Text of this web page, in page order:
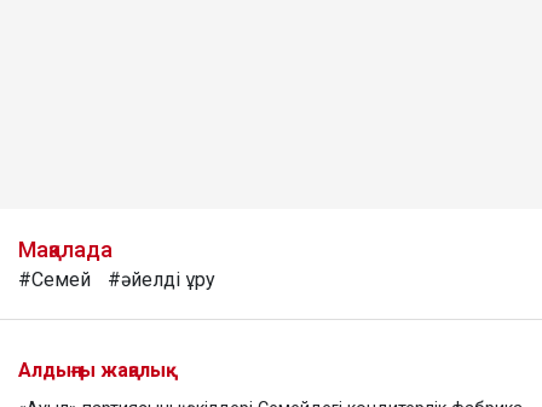
Мақалада
#Семей #әйелді ұру
Алдыңғы жаңалық